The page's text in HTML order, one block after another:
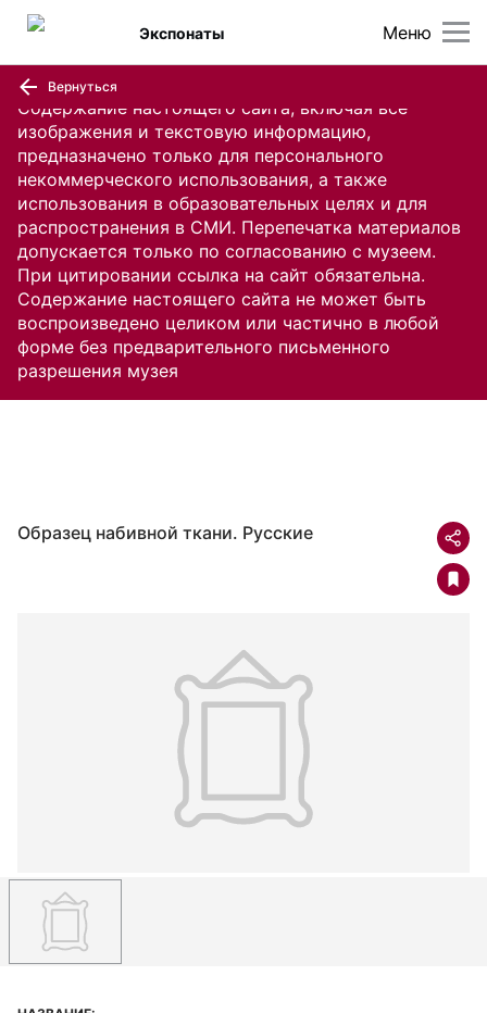
Содержание настоящего сайта, включая все
изображения и текстовую информацию,
предназначено только для персонального
некоммерческого использования, а также
использования в образовательных целях и для
распространения в СМИ. Перепечатка материалов
допускается только по согласованию с музеем.
При цитировании ссылка на сайт обязательна.
Содержание настоящего сайта не может быть
воспроизведено целиком или частично в любой
форме без предварительного письменного
разрешения музея
Меню
Экспонаты
Вернуться
Образец набивной ткани. Русские